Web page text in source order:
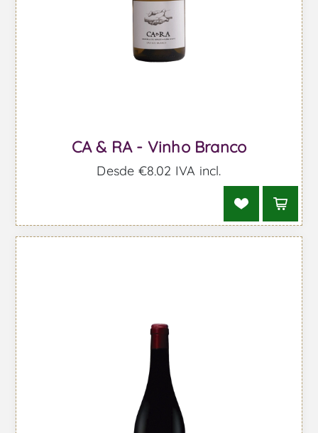
CA & RA - Vinho Branco
Desde €8,02 IVA incl.